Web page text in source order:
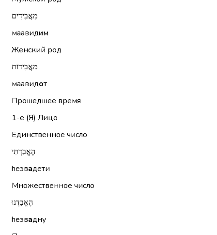
מַאֲבִידִים
маавидим
Женский род
מַאֲבִידוֹת
маавидот
Прошедшее время
1-е (Я) Лицо
Единственное число
הֶאֱבַדְתִּי
hеэвадети
Множественное число
הֶאֱבַדְנוּ
hеэвадну